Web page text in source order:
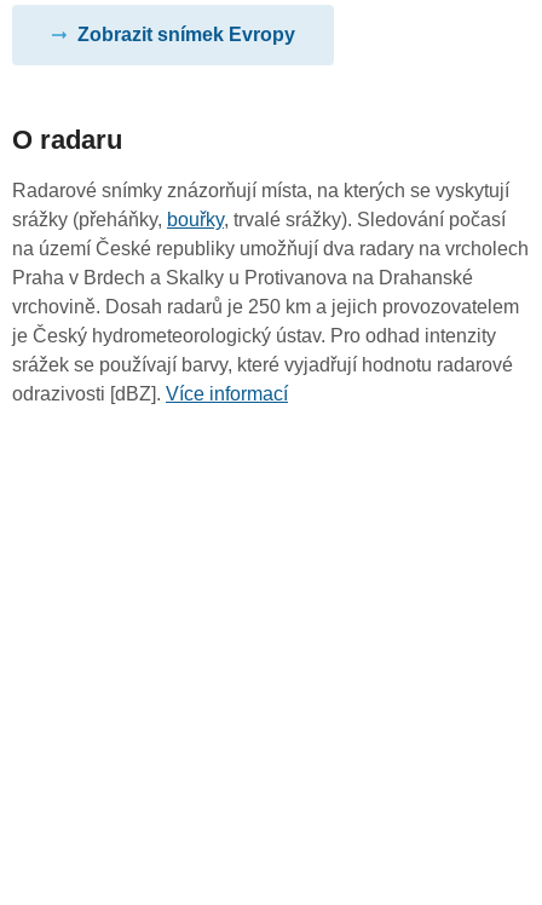
Zobrazit snímek Evropy
O radaru
Radarové snímky znázorňují místa, na kterých se vyskytují
srážky (přeháňky, bouřky, trvalé srážky). Sledování počasí
na území České republiky umožňují dva radary na vrcholech
Praha v Brdech a Skalky u Protivanova na Drahanské
vrchovině. Dosah radarů je 250 km a jejich provozovatelem
je Český hydrometeorologický ústav. Pro odhad intenzity
srážek se používají barvy, které vyjadřují hodnotu radarové
odrazivosti [dBZ]. Více informací